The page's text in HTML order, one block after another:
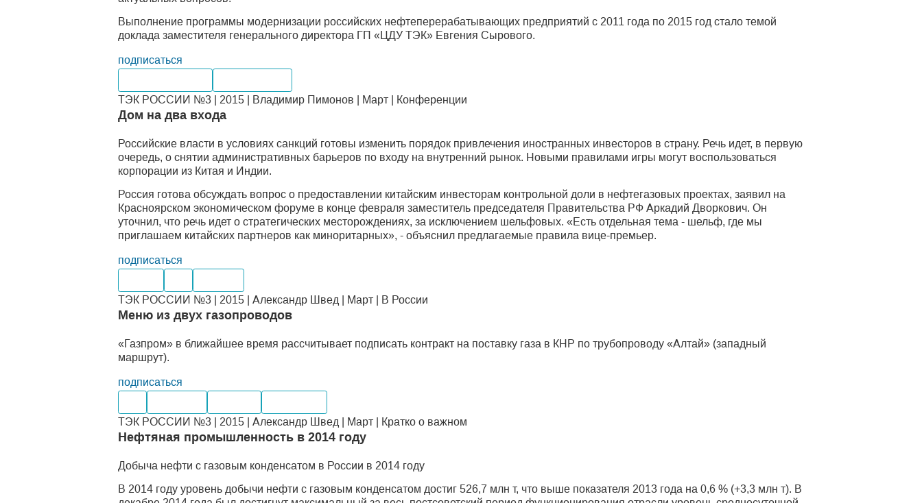
Выполнение программы модернизации российских нефтеперерабатывающих предприятий с 2011 года по 2015 год стало темой
доклада заместителя генерального директора ГП «ЦДУ ТЭК» Евгения Сырового.
подписаться
ТЭК РОССИИ №3 | 2015 | Владимир Пимонов | Март | Конференции
Дом на два входа
Российские власти в условиях санкций готовы изменить порядок привлечения иностранных инвесторов в страну. Речь идет, в первую
очередь, о снятии административных барьеров по входу на внутренний рынок. Новыми правилами игры могут воспользоваться
корпорации из Китая и Индии.
Россия готова обсуждать вопрос о предоставлении китайским инвесторам контрольной доли в нефтегазовых проектах, заявил на
Красноярском экономическом форуме в конце февраля заместитель председателя Правительства РФ Аркадий Дворкович. Он
уточнил, что речь идет о стратегических месторождениях, за исключением шельфовых. «Есть отдельная тема - шельф, где мы
приглашаем китайских партнеров как миноритарных», - объяснил предлагаемые правила вице-премьер.
подписаться
ТЭК РОССИИ №3 | 2015 | Александр Швед | Март | В России
Меню из двух газопроводов
«Газпром» в ближайшее время рассчитывает подписать контракт на поставку газа в КНР по трубопроводу «Алтай» (западный
маршрут).
подписаться
ТЭК РОССИИ №3 | 2015 | Александр Швед | Март | Кратко о важном
Нефтяная промышленность в 2014 году
Добыча нефти с газовым конденсатом в России в 2014 году
В 2014 году уровень добычи нефти с газовым конденсатом достиг 526,7 млн т, что выше показателя 2013 года на 0,6 % (+3,3 млн т). В